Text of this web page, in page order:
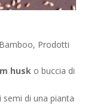
, Prodotti
husko buccia di
semi di una pianta